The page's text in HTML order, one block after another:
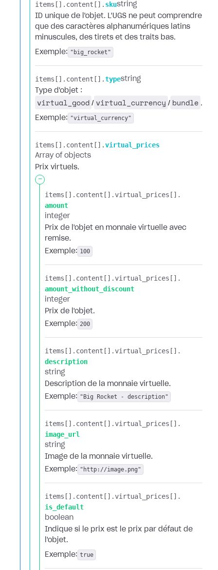
items[].​ content[].​ skustring
ID unique de l'objet. L'UGS ne peut comprendre
que des caractères alphanumériques latins
minuscules, des tirets et des traits bas.
Exemple: "big_rocket"
items[].​ content[].​typestring
Type d'objet :
virtual_good / virtual_currency / bundle .
Exemple: "virtual_currency"
items[].​ content[].​virtual_prices
Array of objects
Prix virtuels.
-
items[].​ content[].​virtual_prices[].​
amount
integer
Prix de l'objet en monnaie virtuelle avec
remise.
Exemple: 100
items[].​ content[].​virtual_prices[].​
amount_without_discount
integer
Prix de l'objet.
Exemple: 200
items[].​ content[].​virtual_prices[].​
description
string
Description de la monnaie virtuelle.
Exemple: "Big Rocket - description"
items[].​ content[].​virtual_prices[].​
image_url
string
Image de la monnaie virtuelle.
Exemple: "http://image.png"
items[].​ content[].​virtual_prices[].​
is_default
boolean
Indique si le prix est le prix par défaut de
l'objet.
Exemple: true